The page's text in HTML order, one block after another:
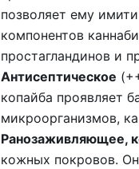
позволяет ему
компонентов
простагландинов и
Антисептическое
копайба проявляет
микроорганизмов,
Ранозаживляющее,
кожных покровов.